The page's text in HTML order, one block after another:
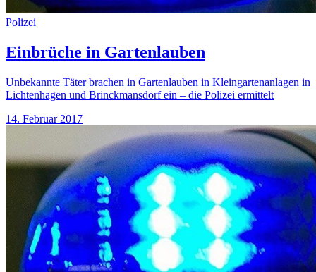
Polizei
Einbrüche in Gartenlauben
Unbekannte Täter brachen in Gartenlauben in Kleingartenanlagen in
Lichtenhagen und Brinckmansdorf ein – die Polizei ermittelt
14. Februar 2017